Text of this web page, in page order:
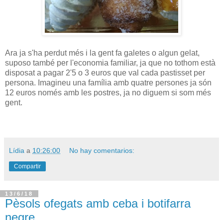
Ara ja s'ha perdut més i la gent fa galetes o algun gelat,
suposo també per l'economia familiar, ja que no tothom està
disposat a pagar 2'5 o 3 euros que val cada pastisset per
persona. Imagineu una família amb quatre persones ja són
12 euros només amb les postres, ja no diguem si som més
gent.
Lídia a 10:26:00 No hay comentarios:
Compartir
13/6/18
Pèsols ofegats amb ceba i botifarra
negre